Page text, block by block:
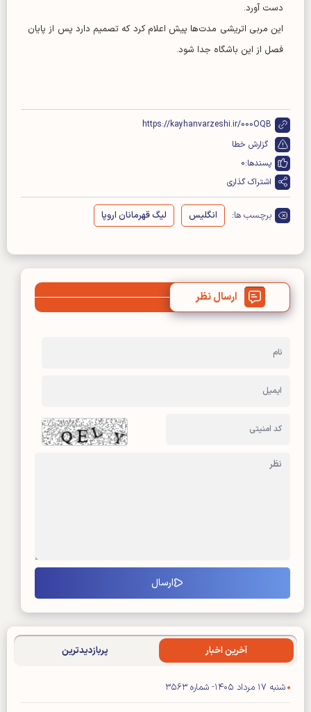
دست آورد.
این مربی اتریشی مدت‌ها پیش اعلام کرد که تصمیم دارد پس از پایان
فصل از این باشگاه جدا شود.
https://kayhanvarzeshi.ir/000OQB
گزارش خطا
پسندها:0
اشتراک گذاری
برچسب ها: انگلیس لیگ قهرمانان اروپا
ارسال نظر
آخرین اخبار پربازدیدترین
شنبه ۱۷ مرداد ۱۴۰۵- شماره ۳۵۶۳